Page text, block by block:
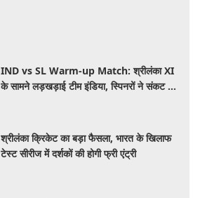
IND vs SL Warm-up Match: श्रीलंका XI
के सामने लड़खड़ाई टीम इंडिया, स्पिनरों ने संकट में
श्रीलंका क्रिकेट का बड़ा फैसला, भारत के खिलाफ
टेस्ट सीरीज में दर्शकों की होगी फ्री एंट्री